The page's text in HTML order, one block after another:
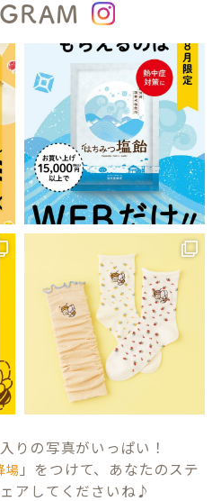
りの写真がいっぱい！
場 」をつけて、あなたのステ
アしてくださいね♪